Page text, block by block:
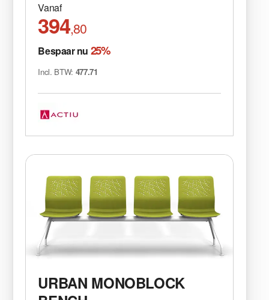
Vanaf
394,80
Bespaar nu 25%
Incl. BTW: 477.71
URBAN MONOBLOCK